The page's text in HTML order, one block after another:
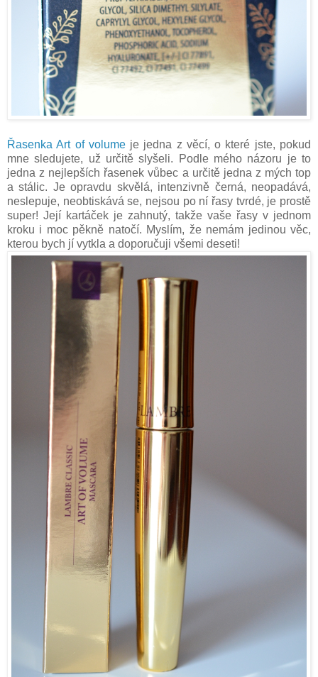
Řasenka Art of volumeje jedna z věcí, o které jste, pokud
mne sledujete, už určitě slyšeli. Podle mého názoru je to
jedna z nejlepších řasenek vůbec a určitě jedna z mých top
a stálic. Je opravdu skvělá, intenzivně černá, neopadává,
neslepuje, neobtiskává se, nejsou po ní řasy tvrdé, je prostě
super! Její kartáček je zahnutý, takže vaše řasy v jednom
kroku i moc pěkně natočí. Myslím, že nemám jedinou věc,
kterou bych jí vytkla a doporučuji všemi deseti!